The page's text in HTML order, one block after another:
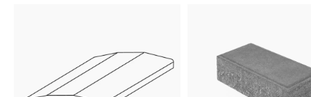
Imagem do Produto